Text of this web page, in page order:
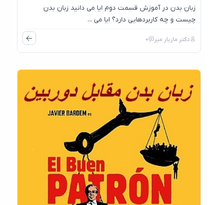
زبان بدن در آموزش قسمت دوم ایا می دانید زبان بدن
چیست و چه کاربردهایی دارد؟ ایا می ...
دکتر مازیار میر 0